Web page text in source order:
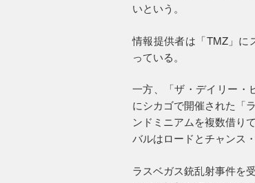
いという。
情報提供者は「TMZ」に
っている。
一方、「ザ・デイリー・
にシカゴで開催された「
ンドミニアムを複数借り
バルはロードとチャンス
ラスベガス銃乱射事件を